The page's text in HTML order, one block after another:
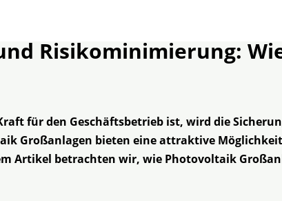
Risikominimierung:
für den Geschäftsbetrieb ist, wird die
Großanlagen bieten eine attraktive
Artikel betrachten wir, wie Photovoltaik